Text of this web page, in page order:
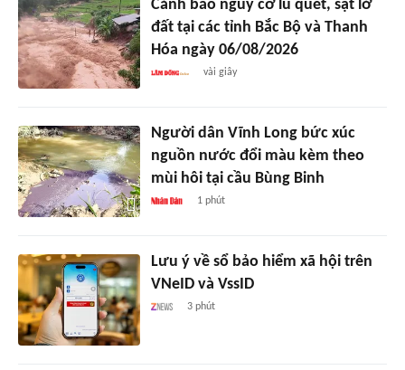
Cảnh báo nguy cơ lũ quét, sạt lở
đất tại các tỉnh Bắc Bộ và Thanh
Hóa ngày 06/08/2026
vài giây
Người dân Vĩnh Long bức xúc
nguồn nước đổi màu kèm theo
mùi hôi tại cầu Bùng Binh
1 phút
Lưu ý về sổ bảo hiểm xã hội trên
VNeID và VssID
3 phút